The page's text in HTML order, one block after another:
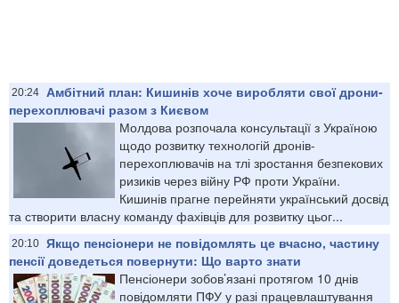
20:24
Амбітний план: Кишинів хоче виробляти свої дрони-
перехоплювачі разом з Києвом
Молдова розпочала консультації з Україною
щодо розвитку технологій дронів-
перехоплювачів на тлі зростання безпекових
ризиків через війну РФ проти України.
Кишинів прагне перейняти український досвід
та створити власну команду фахівців для розвитку цьог...
20:10 Якщо пенсіонери не повідомлять це вчасно, частину
пенсії доведеться повернути: Що варто знати
Пенсіонери зобов’язані протягом 10 днів
повідомляти ПФУ у разі працевлаштування